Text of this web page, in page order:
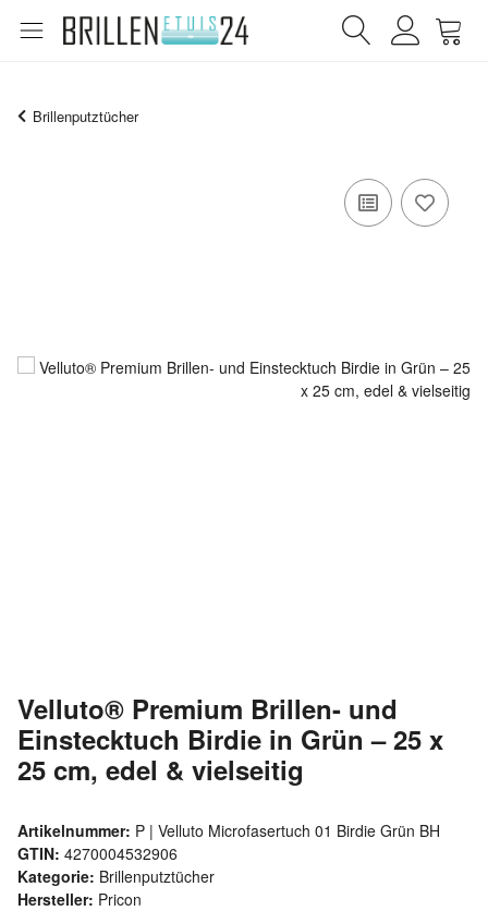
Brillenputztücher
Velluto® Premium Brillen- und
Einstecktuch Birdie in Grün – 25 x
25 cm, edel & vielseitig
Artikelnummer: P | Velluto Microfasertuch 01 Birdie Grün BH
GTIN: 4270004532906
Kategorie: Brillenputztücher
Hersteller: Pricon